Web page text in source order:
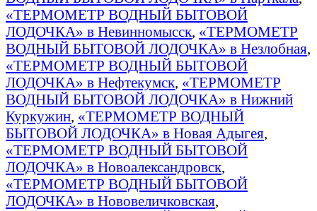
«ТЕРМОМЕТР ВОДНЫЙ БЫТОВОЙ
ЛОДОЧКА» в Невинномысск, «ТЕРМОМЕТР
ВОДНЫЙ БЫТОВОЙ ЛОДОЧКА» в Незлобная,
«ТЕРМОМЕТР ВОДНЫЙ БЫТОВОЙ
ЛОДОЧКА» в Нефтекумск, «ТЕРМОМЕТР
ВОДНЫЙ БЫТОВОЙ ЛОДОЧКА» в Нижний
Куркужин, «ТЕРМОМЕТР ВОДНЫЙ
БЫТОВОЙ ЛОДОЧКА» в Новая Адыгея,
«ТЕРМОМЕТР ВОДНЫЙ БЫТОВОЙ
ЛОДОЧКА» в Новоалександровск,
«ТЕРМОМЕТР ВОДНЫЙ БЫТОВОЙ
ЛОДОЧКА» в Нововеличковская,